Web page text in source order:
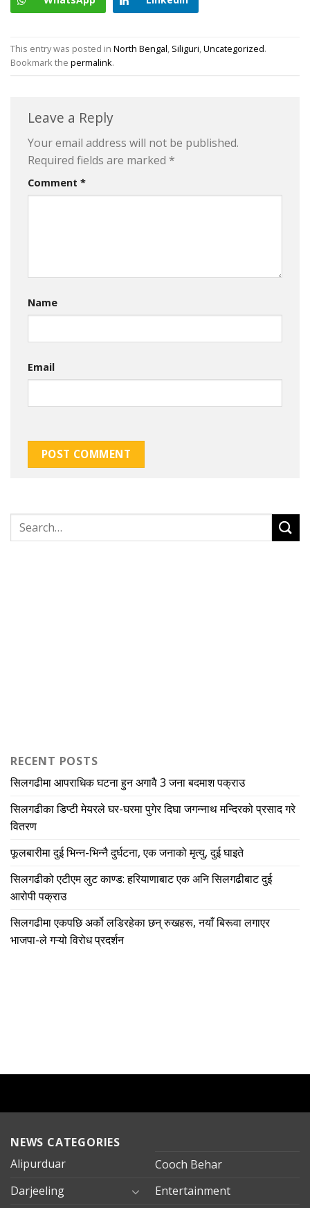
This entry was posted in North Bengal, Siliguri,Uncategorized.
Bookmark the permalink.
Leave a Reply
Your email address will not be published.
Required fields are marked *
Comment *
Name
Email
RECENT POSTS
सिलगढीमा आपराधिक घटना हुन अगावै 3 जना बदमाश पक्राउ
सिलगढीका डिप्टी मेयरले घर-घरमा पुगेर दिघा जगन्नाथ मन्दिरको प्रसाद गरे
वितरण
फूलबारीमा दुई भिन्न-भिन्नै दुर्घटना, एक जनाको मृत्यु, दुई घाइते
सिलगढीको एटीएम लुट काण्ड: हरियाणाबाट एक अनि सिलगढीबाट दुई
आरोपी पक्राउ
सिलगढीमा एकपछि अर्को लडिरहेका छन् रुखहरू, नयाँ बिरूवा लगाएर
भाजपा-ले गऱ्यो विरोध प्रदर्शन
NEWS CATEGORIES
Alipurduar
Cooch Behar
Darjeeling
Entertainment